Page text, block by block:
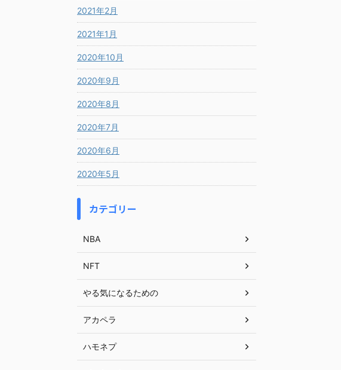
2021年2月
2021年1月
2020年10月
2020年9月
2020年8月
2020年7月
2020年6月
2020年5月
カテゴリー
NBA
NFT
やる気になるための
アカペラ
ハモネプ